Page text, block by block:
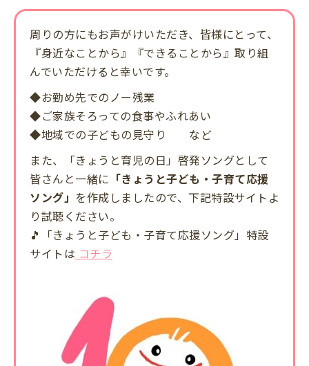
周りの方にもお声がけいただき、皆様にとって、
『身近なことから』『できることから』取り組
んでいただけると幸いです。
◆お勤め先でのノー残業
◆ご家族そろっての食事やふれあい
◆地域での子どもの見守り など
また、「きょうと育児の日」啓発ソングとして
皆さんと一緒に 「きょうと子ども・子育て応援
ソング」 を作成しましたので、下記特設サイトよ
り試聴ください。
🎵
「きょうと子ども・子育て応援ソング」特設
サイトは コチラ